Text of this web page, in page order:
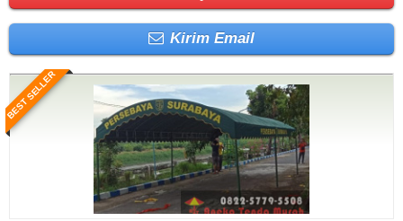
Kirim Email
BEST SELLER